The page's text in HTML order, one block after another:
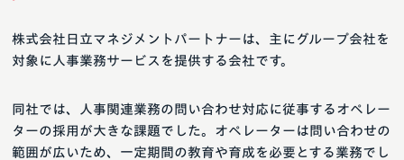
株式会社日立マネジメントパートナーは、主にグループ会社を
対象に人事業務サービスを提供する会社です。
同社では、人事関連業務の問い合わせ対応に従事するオペレー
ターの採用が大きな課題でした。オペレーターは問い合わせの
範囲が広いため、一定期間の教育や育成を必要とする業務でし